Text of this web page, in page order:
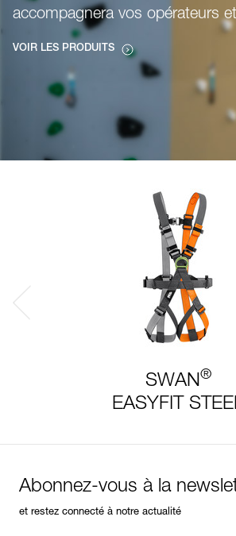
accompagnera vos opérateurs
VOIR LES PRODUITS
SWAN®
EASYFIT
Abonnez-vous à la
et restez connecté à notre actualité